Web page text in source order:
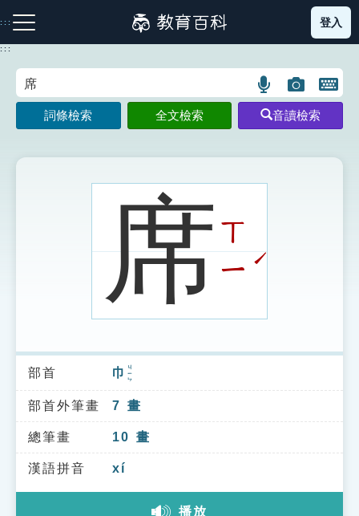
到
主
:::
注音索引圖示 筆畫索引圖示 部首索引表圖示
索引選單
知識索引
單字索引
生命大百科索引
登入
:::
語
言
搜
示
圖
片
搜
開
鍵
圖
詞條檢索 全文檢索 音讀檢索
席ㄒ
ㄧˊ
部首 巾 ㄐㄧㄣ
部首外筆畫 7 畫
總筆畫 10 畫
漢語拼音 xí
播放